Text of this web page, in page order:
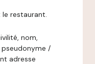
: le restaurant.
nom,
pseudonyme /
adresse